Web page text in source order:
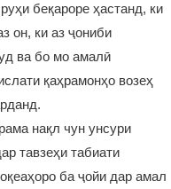
беқароре ҳастанд, ки
он, ки аз ҷониби
ва бо мо амалӣ
қаҳрамонҳо возеҳ
нақл чун унсури
тавзеҳи табиати
ба ҷойи дар амал